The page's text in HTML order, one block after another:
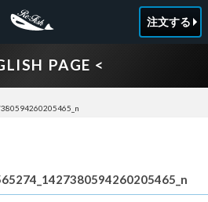
注文する
PAGE <